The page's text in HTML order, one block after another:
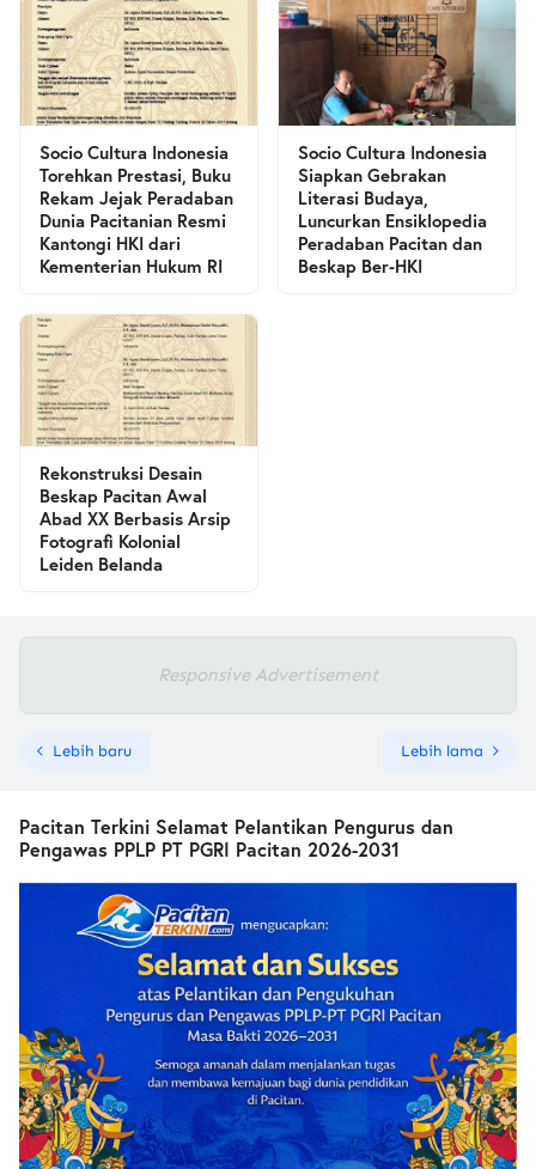
Socio Cultura Indonesia
Torehkan Prestasi, Buku
Rekam Jejak Peradaban
Dunia Pacitanian Resmi
Kantongi HKI dari
Kementerian Hukum RI
Socio Cultura Indonesia
Siapkan Gebrakan
Literasi Budaya,
Luncurkan Ensiklopedia
Peradaban Pacitan dan
Beskap Ber-HKI
Rekonstruksi Desain
Beskap Pacitan Awal
Abad XX Berbasis Arsip
Fotografi Kolonial
Leiden Belanda
Responsive Advertisement
Lebih baru Lebih lama
Pacitan Terkini Selamat Pelantikan Pengurus dan
Pengawas PPLP PT PGRI Pacitan 2026-2031